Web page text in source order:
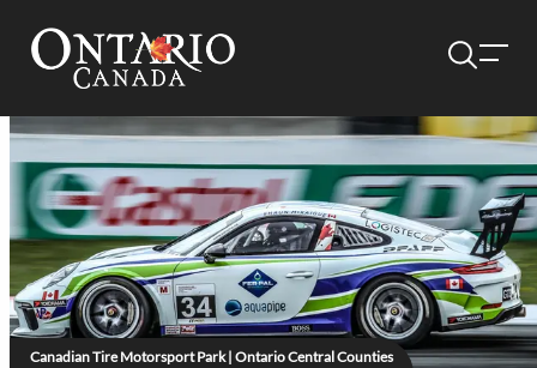
Canadian Tire Motorsport Park | Ontario Central Counties